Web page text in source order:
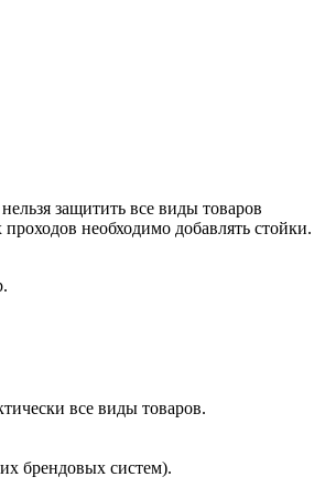
защитить все виды товаров
необходимо добавлять стойки.
все виды товаров.
брендовых систем).